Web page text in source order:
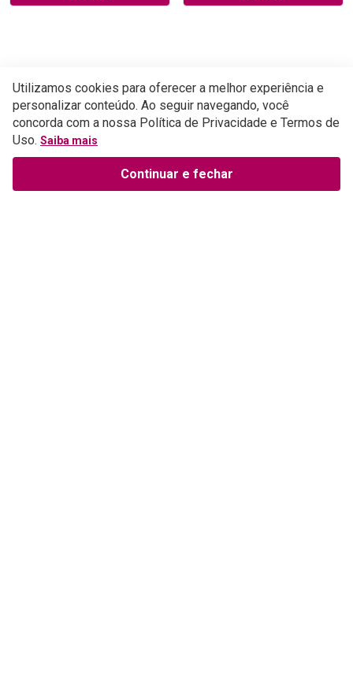
Utilizamos cookies para oferecer a melhor experiência e
personalizar conteúdo. Ao seguir navegando, você
concorda com a nossa Política de Privacidade e Termos de
Uso. Saiba mais
Continuar e fechar